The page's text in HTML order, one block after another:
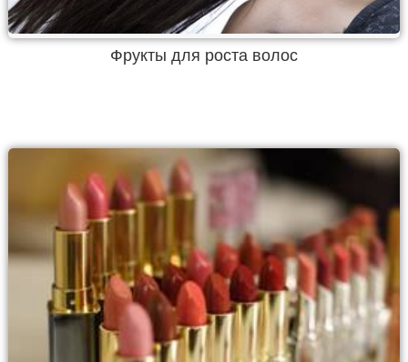
Фрукты для роста волос